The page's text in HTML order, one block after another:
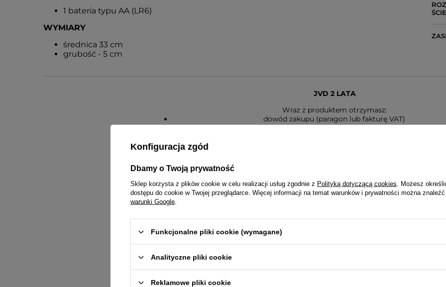
1 bateria typu AA (LR6)
WYMIARY
średnica 33 cm
grubość - 5 cm
JVD 2 LATA
Wraz z produktem otrzymasz:
dowód zakupu (paragon lub fakturę VAT)
2-letnią kartę gwarancyjną
Gwarancja realizowana jest przez serwis centralny firmy JVD lub za
NAPISZ SWOJĄ OPINIĘ
Konfiguracja zgód
Dbamy o Twoją prywatność
Sklep korzysta z plików cookie w celu realizacji usług zgodnie z Polityką dotyczącą cookies . Możesz
dostępu do cookie w Twojej przeglądarce. Więcej informacji na temat warunków i prywatności można
warunki Google
Funkcjonalne pliki cookie (wymagane)
Analityczne pliki cookie
Reklamowe pliki cookie